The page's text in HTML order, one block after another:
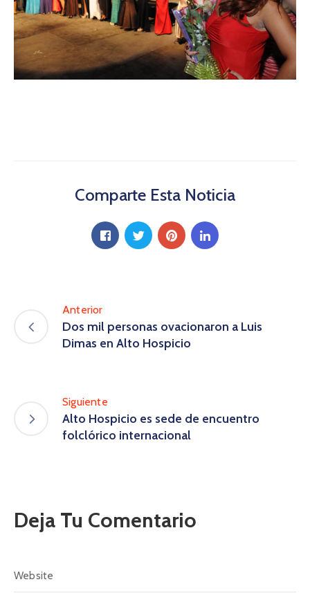
Comparte Esta Noticia
Anterior
Dos mil personas ovacionaron a Luis
Dimas en Alto Hospicio
Siguiente
Alto Hospicio es sede de encuentro
folclórico internacional
Deja Tu Comentario